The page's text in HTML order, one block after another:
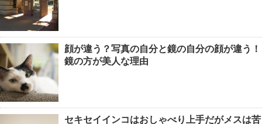
季節のおもちゃで魚を製作！1歳児で
も作れる魚アイデア集
試験に合格する夢を見た時の夢占い！
顔が違う？写真の自分と鏡の自分の顔が違う！
鏡の方が美人な理由
セキセイインコはおしゃべり上手だがメスは苦